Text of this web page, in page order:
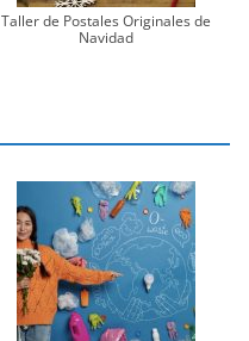
Taller de Postales Originales de
Navidad